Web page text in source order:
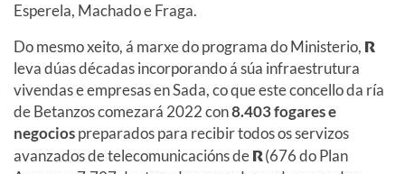
Esperela, Machado e Fraga.
Do mesmo xeito, á marxe do programa do Ministerio, R
leva dúas décadas incorporando á súa infraestrutura
vivendas e empresas en Sada, co que este concello da ría
de Betanzos comezará 2022 con8.403 fogares e
negociospreparados para recibir todos os servizos
avanzados de telecomunicacións deR(676 do Plan